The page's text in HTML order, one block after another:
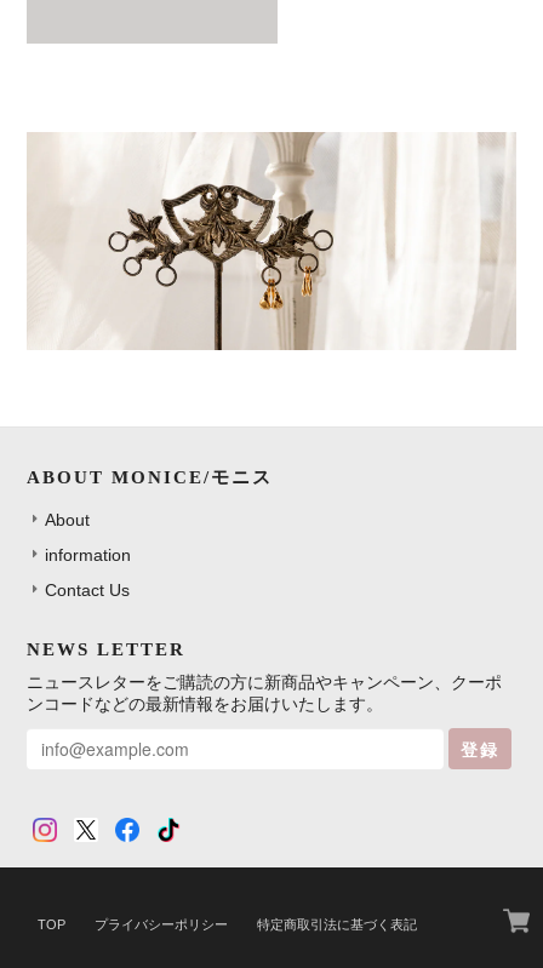
ABOUT MONICE/モニス
About
information
Contact Us
NEWS LETTER
ニュースレターをご購読の方に新商品やキャンペーン、クーポ
ンコードなどの最新情報をお届けいたします。
登録
TOP プライバシーポリシー 特定商取引法に基づく表記